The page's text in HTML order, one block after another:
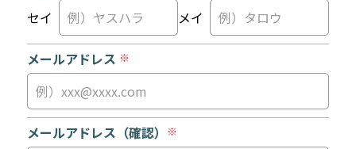
セイ
メイ
メールアドレス ※
メールアドレス （確認） ※